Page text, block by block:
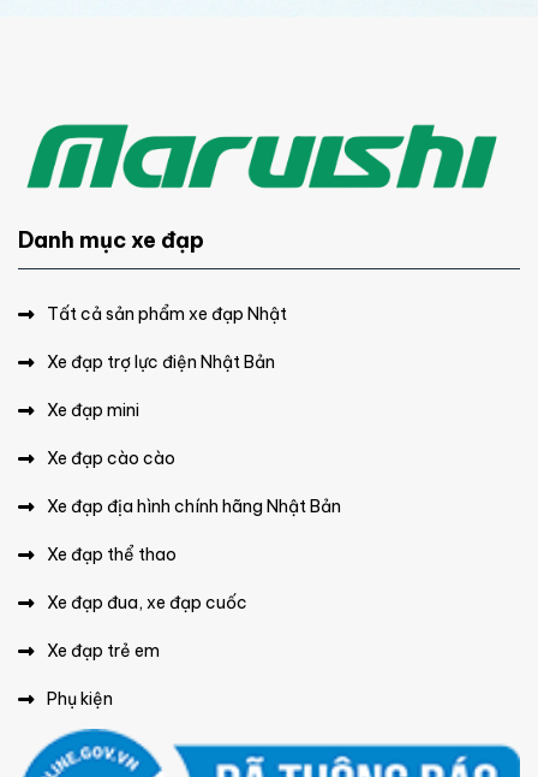
Danh mục xe đạp
Tất cả sản phẩm xe đạp Nhật
Xe đạp trợ lực điện Nhật Bản
Xe đạp mini
Xe đạp cào cào
Xe đạp địa hình chính hãng Nhật Bản
Xe đạp thể thao
Xe đạp đua, xe đạp cuốc
Xe đạp trẻ em
Phụ kiện